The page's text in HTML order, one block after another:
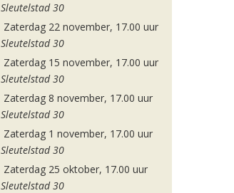
Sleutelstad 30
Zaterdag 22 november, 17.00 uur
Sleutelstad 30
Zaterdag 15 november, 17.00 uur
Sleutelstad 30
Zaterdag 8 november, 17.00 uur
Sleutelstad 30
Zaterdag 1 november, 17.00 uur
Sleutelstad 30
Zaterdag 25 oktober, 17.00 uur
Sleutelstad 30